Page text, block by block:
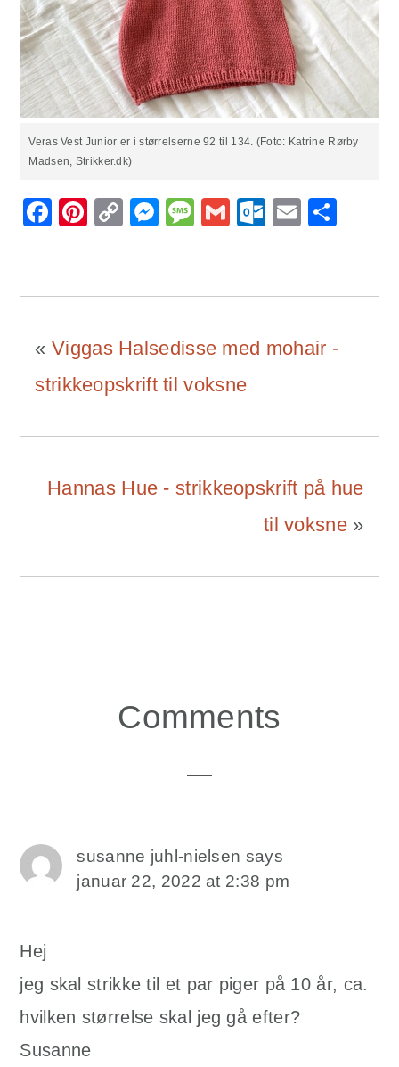
Veras Vest Junior er i størrelserne 92 til 134. (Foto: Katrine Rørby
Madsen, Strikker.dk)
Facebook
Pinterest
CopyMessenger
Message
Gmail Email
« Viggas Halsedisse med mohair -
strikkeopskrift til voksne
Hannas Hue - strikkeopskrift på hue
til voksne »
Comments
susanne juhl-nielsen says
januar 22, 2022 at 2:38 pm
Hej
jeg skal strikke til et par piger på 10 år, ca.
hvilken størrelse skal jeg gå efter?
Susanne